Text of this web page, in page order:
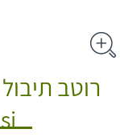
רוטב